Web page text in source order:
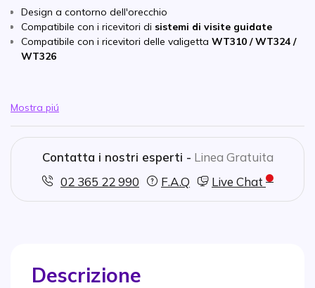
Design a contorno dell'orecchio
Compatibile con i ricevitori di sistemi di visite guidate
Compatibile con i ricevitori delle valigetta WT310 / WT324 /
WT326
Mostra piú
Contatta i nostri esperti - Linea Gratuita
02 365 22 990
F.A.Q Live Chat
Descrizione